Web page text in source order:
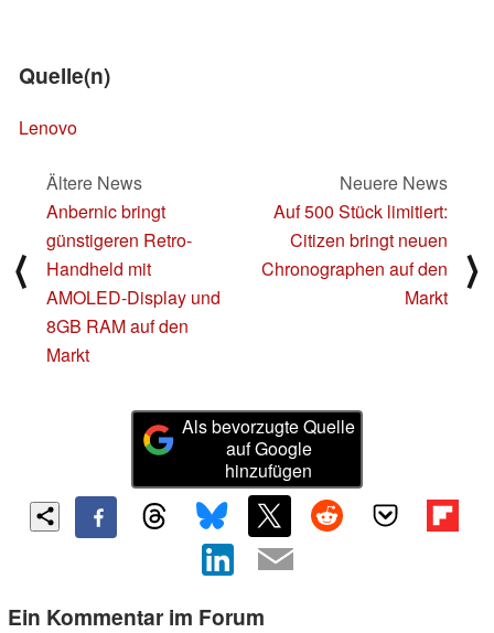
Quelle(n)
Lenovo
⟨
Ältere News
Anbernic bringt
günstigeren Retro-
Handheld mit
AMOLED-Display und
8GB RAM auf den
Markt
Neuere News
Auf 500 Stück limitiert:
Citizen bringt neuen
Chronographen auf den
Markt
⟩
Als bevorzugte Quelle
auf Google
hinzufügen
Ein Kommentar im Forum